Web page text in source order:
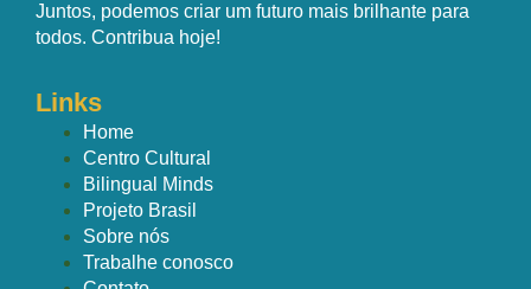
Juntos, podemos criar um futuro mais brilhante para
todos. Contribua hoje!
Links
Home
Centro Cultural
Bilingual Minds
Projeto Brasil
Sobre nós
Trabalhe conosco